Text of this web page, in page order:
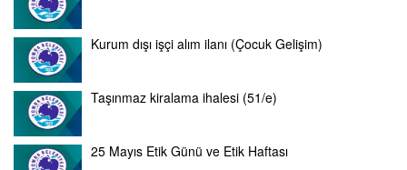
Kurum dışı işçi alım ilanı (Çocuk Gelişim)
Taşınmaz kiralama ihalesi (51/e)
25 Mayıs Etik Günü ve Etik Haftası